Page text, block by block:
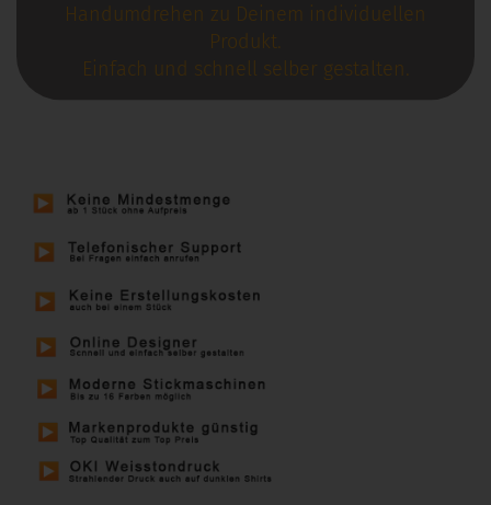
Handumdrehen zu Deinem individuellen
Produkt.
Einfach und schnell selber gestalten.